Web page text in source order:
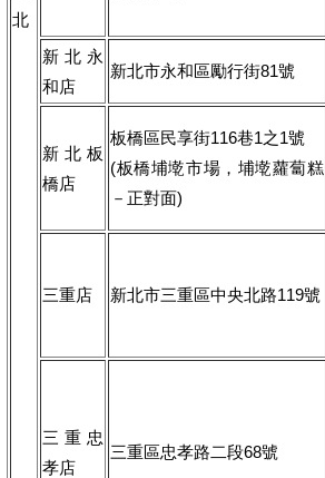
北
新北永
和店
新北市永和區勵行街81號
新北板
橋店
板橋區民享街116巷1之1號
(板橋埔墘市場，埔墘蘿蔔糕
－正對面)
三重店 新北市三重區中央北路119號
三重忠
孝店
三重區忠孝路二段68號